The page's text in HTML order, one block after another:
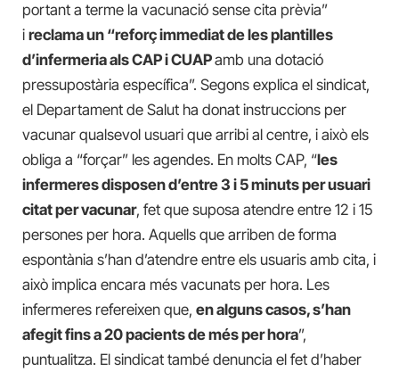
portant a terme la vacunació sense cita prèvia”
i reclama un “reforç immediat de les plantilles
d’infermeria als CAP i CUAPamb una dotació
pressupostària específica”. Segons explica el sindicat,
el Departament de Salut ha donat instruccions per
vacunar qualsevol usuari que arribi al centre, i això els
obliga a “forçar” les agendes. En molts CAP, “les
infermeres disposen d’entre 3 i 5 minuts per usuari
citat per vacunar, fet que suposa atendre entre 12 i 15
persones per hora. Aquells que arriben de forma
espontània s’han d’atendre entre els usuaris amb cita, i
això implica encara més vacunats per hora. Les
infermeres refereixen que, en alguns casos, s’han
afegit fins a 20 pacients de més per hora”,
puntualitza. El sindicat també denuncia el fet d’haber